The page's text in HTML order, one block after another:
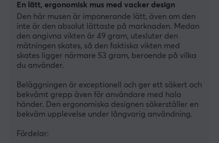
En lätt, ergonomisk mus med vacker design
Den här musen är imponerande lätt, även om den
inte är den absolut lättaste på marknaden. Medan
den angivna vikten är 49 gram, utesluter den
mätningen skates, så den faktiska vikten med
skates ligger närmare 53 gram, beroende på vilka
du använder.
Beläggningen är exceptionell och ger ett säkert och
bekvämt grepp även för användare med hala
händer. Den ergonomiska designen säkerställer en
bekväm upplevelse under långvarig användning.
Fördelar: